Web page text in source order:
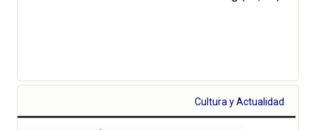
Cultura y Actualidad